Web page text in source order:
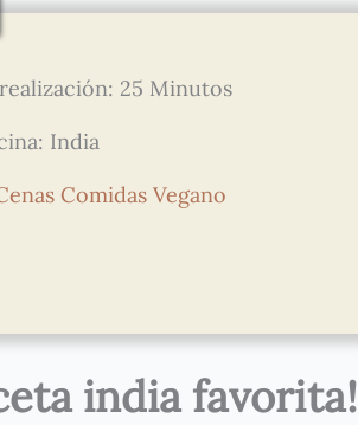
25 Minutos
India
Comidas Vegano
india favorita!